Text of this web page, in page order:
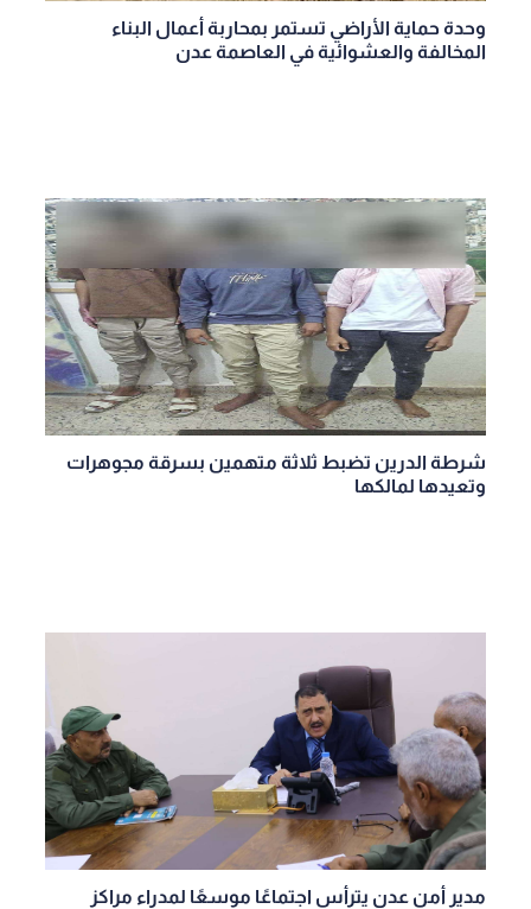
وحدة حماية الأراضي تستمر بمحاربة أعمال البناء
المخالفة والعشوائية في العاصمة عدن
شرطة الدرين تضبط ثلاثة متهمين بسرقة مجوهرات
وتعيدها لمالكها
مدير أمن عدن يترأس اجتماعًا موسعًا لمدراء مراكز